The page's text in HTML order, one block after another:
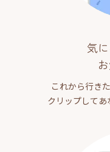
気
これから行き
クリップしてあ